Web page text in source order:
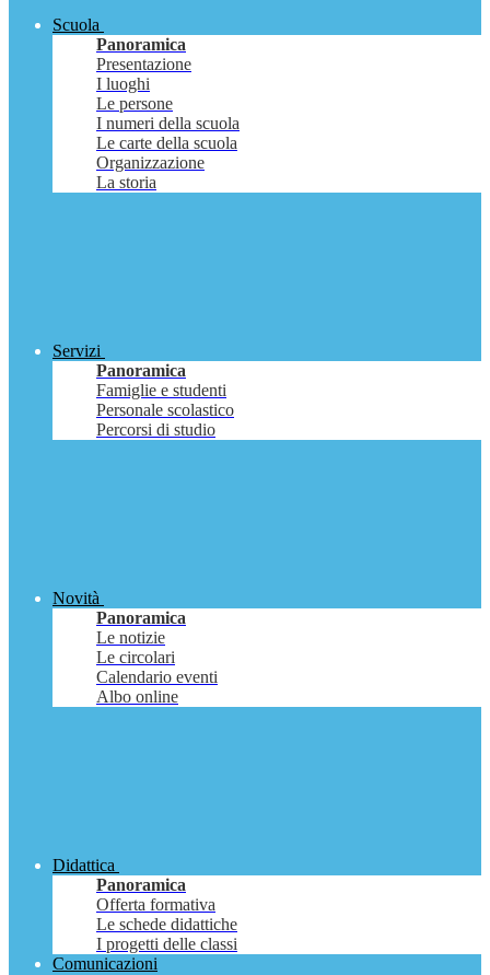
Scuola
Panoramica
Presentazione
I luoghi
Le persone
I numeri della scuola
Le carte della scuola
Organizzazione
La storia
Servizi
Panoramica
Famiglie e studenti
Personale scolastico
Percorsi di studio
Novità
Panoramica
Le notizie
Le circolari
Calendario eventi
Albo online
Didattica
Panoramica
Offerta formativa
Le schede didattiche
I progetti delle classi
Comunicazioni